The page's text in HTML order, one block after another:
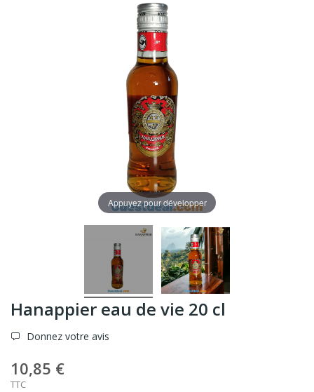
Appuyez pour développer
Hanappier eau de vie 20 cl
Donnez votre avis
10,85 €
TTC